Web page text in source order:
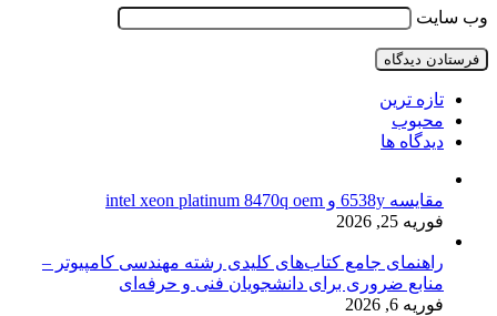
وب‌ سایت
تازه ترین
محبوب
دیدگاه ها
مقایسه 6538y و intel xeon platinum 8470q oem
فوریه 25, 2026
راهنمای جامع کتاب‌های کلیدی رشته مهندسی کامپیوتر –
منابع ضروری برای دانشجویان فنی و حرفه‌ای
فوریه 6, 2026